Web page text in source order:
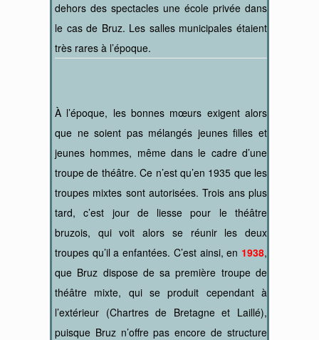
dehors des spectacles une école privée dans
le cas de Bruz. Les salles municipales étaient
très rares à l’époque.
À l’époque, les bonnes mœurs exigent alors
que ne soient pas mélangés jeunes filles et
jeunes hommes, même dans le cadre d’une
troupe de théâtre. Ce n’est qu’en 1935 que les
troupes mixtes sont autorisées. Trois ans plus
tard, c’est jour de liesse pour le théâtre
bruzois, qui voit alors se réunir les deux
troupes qu’il a enfantées. C’est ainsi, en 1938,
que Bruz dispose de sa première troupe de
théâtre mixte, qui se produit cependant à
l’extérieur (Chartres de Bretagne et Laillé),
puisque Bruz n’offre pas encore de structure